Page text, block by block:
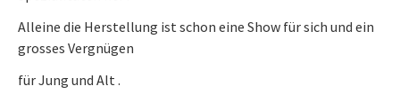
Alleine die Herstellung ist schon eine Show für sich und ein
grosses Vergnügen
für Jung und Alt .